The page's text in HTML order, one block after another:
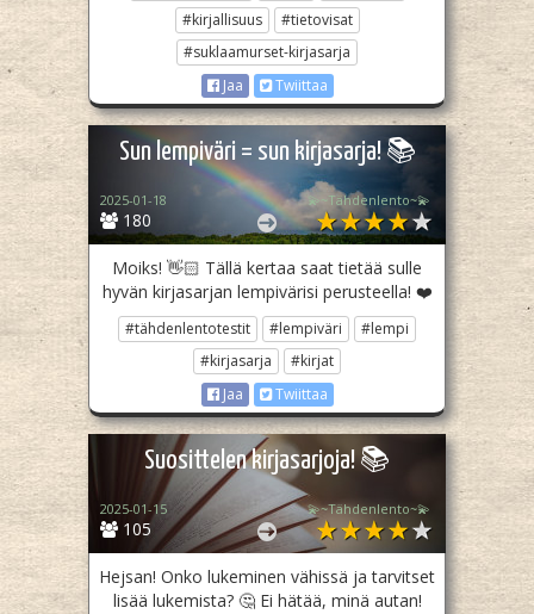
#kirjallisuus
#tietovisat
#suklaamurset-kirjasarja
Jaa
Twiittaa
Sun lempiväri = sun kirjasarja! 📚
180
2025-01-18 💫~Tähdenlento~💫
Moiks! 👋🏻 Tällä kertaa saat tietää sulle
hyvän kirjasarjan lempivärisi perusteella! ❤️
#tähdenlentotestit #lempiväri
#lempi
#kirjasarja
#kirjat
Jaa
Twiittaa
Suosittelen kirjasarjoja! 📚
105
2025-01-15 💫~Tähdenlento~💫
Hejsan! Onko lukeminen vähissä ja tarvitset
lisää lukemista? 🤔 Ei hätää, minä autan!